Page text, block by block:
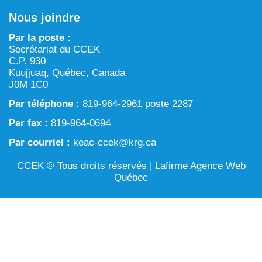
ARTIN : Aménagement du territoire/région marine et
procédure d’examen des projets
Processus prévu à la Loi sur l’évaluation d’impact
Activités d’exploitation et d’exploration minières
Eau
Aménagement et gestion du territoire
Conservation et biodiversité
Nous joindre
Par la poste :
Secrétariat du CCEK
C.P. 930
Kuujjuaq, Québec, Canada
J0M 1C0
Par téléphone : 819-964-2961 poste 2287
Par fax : 819-964-0694
Par courriel : keac-ccek@krg.ca
CCEK © Tous droits réservés | Lafirme Agence Web
Québec